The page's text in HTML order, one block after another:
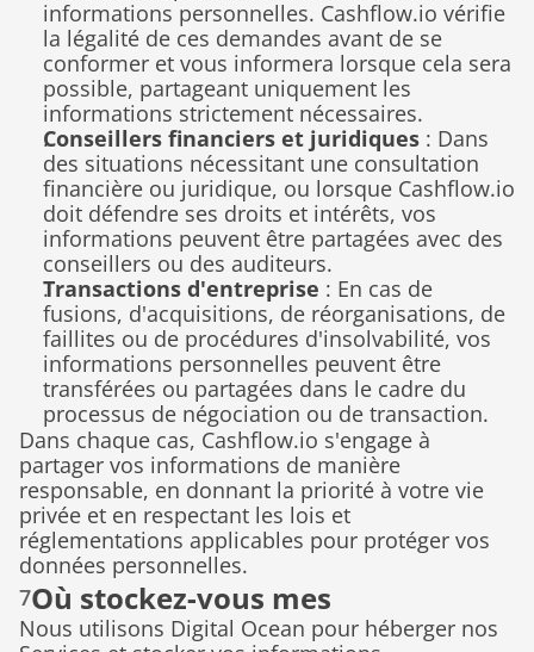
informations personnelles. Cashflow.io vérifie
la légalité de ces demandes avant de se
conformer et vous informera lorsque cela sera
possible, partageant uniquement les
informations strictement nécessaires.
Conseillers financiers et juridiques : Dans
des situations nécessitant une consultation
financière ou juridique, ou lorsque Cashflow.io
doit défendre ses droits et intérêts, vos
informations peuvent être partagées avec des
conseillers ou des auditeurs.
Transactions d'entreprise : En cas de
fusions, d'acquisitions, de réorganisations, de
faillites ou de procédures d'insolvabilité, vos
informations personnelles peuvent être
transférées ou partagées dans le cadre du
processus de négociation ou de transaction.
Dans chaque cas, Cashflow.io s'engage à
partager vos informations de manière
responsable, en donnant la priorité à votre vie
privée et en respectant les lois et
réglementations applicables pour protéger vos
données personnelles.
7Où stockez-vous mes
informations personnelles ?
Nous utilisons Digital Ocean pour héberger nos